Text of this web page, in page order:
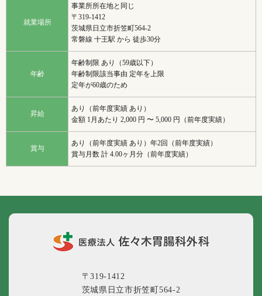
就業場所
事業所所在地と同じ
〒319-1412
茨城県日立市折笠町564-2
常磐線 十王駅 から 徒歩30分
年齢
年齢制限 あり（59歳以下）
年齢制限該当事由 定年を上限
定年が60歳のため
昇給
あり（前年度実績 あり）
金額 1月あたり 2,000 円 〜 5,000 円（前年度実績）
賞与
あり（前年度実績 あり）年2回（前年度実績）
賞与月数 計 4.00ヶ月分（前年度実績）
〒319-1412
茨城県日立市折笠町564-2